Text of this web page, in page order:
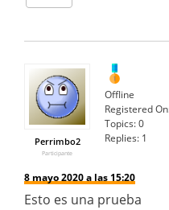
Perrimbo2
Participante
Offline
Registered
Topics:0
Replies: 1
8 mayo 2020 a las 15:20
Esto es una prueba